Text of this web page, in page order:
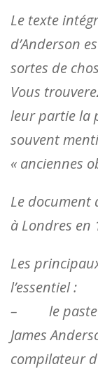
Le texte
d’Anderson
sortes de
Vous
leur partie la
souvent
« anciennes
Le document
à Londres en
Les
l’essentiel :
– le pasteur
James
compilateur